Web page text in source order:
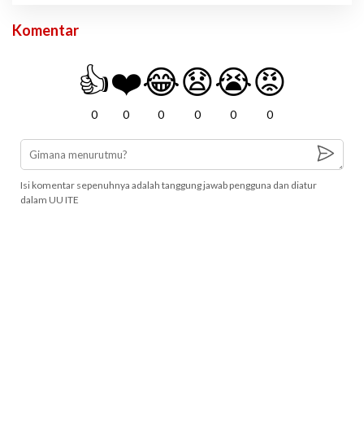
Komentar
👍
0
❤️
0
😂
0
😧
0
😭
0
😡
0
Isi komentar sepenuhnya adalah tanggung jawab pengguna dan diatur
dalam UU ITE